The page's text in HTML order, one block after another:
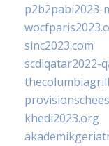
p2b2pabi2023-
sinc2023.com
scdlqatar2022-
khedi2023.org